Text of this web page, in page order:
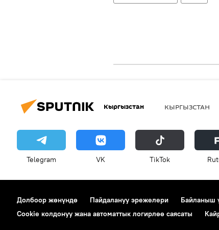
Кыргызстан КЫРГЫЗСТАН
Telegram VK ТikТоk
Долбоор жөнүндө Пайдалануу эрежелери Байланыш
Cookie колдонуу жана автоматтык логирлөө саясаты